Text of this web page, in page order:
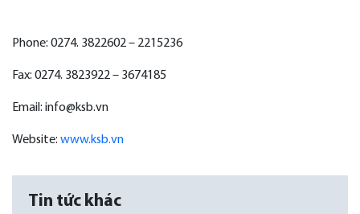
Phone: 0274. 3822602 – 2215236
Fax: 0274. 3823922 – 3674185
Email: info@ksb.vn
Website: www.ksb.vn
Tin tức khác